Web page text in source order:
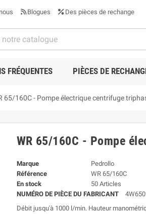
Blogues Des pièces de rechange
FRÉQUENTES PIÈCES DE
65/160C - Pompe électrique centrifuge
WR 65/160C - Pompe
Marque
Pedrollo
Référence
WR 65/160C
En stock
50 Articles
NUMÉRO DE PIÈCE DU FABRICANT
Débit jusqu'à 1000 l/min. Hauteur